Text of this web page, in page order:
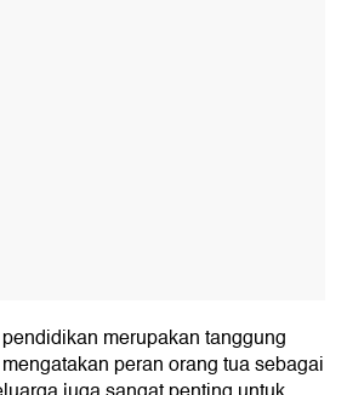
merupakan tanggung
peran orang tua sebagai